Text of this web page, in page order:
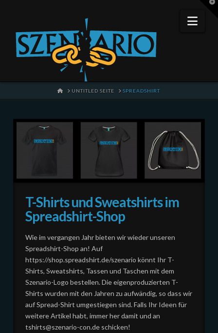
HOMEUNTITLED SEITE SPREADSHIRT
T-Shirts und Sweatshirts im
Spreadshirt-Shop
Wie im vergangen Jahr bieten wir wieder unseren
Spreadshirt-Shop an! Auf
https://shop.spreadshirt.de/szenario könnt Ihr T-
Shirts, Sweatshirts, Tassen und Taschen mit dem
Szenario-Logo bestellen. Die eigenproduzierten T-
Shirts wurden mit den Jahren zu aufwändig, so dass wir
auf Spread-Shirt umgestiegen sind. Falls Ihr Ideen für
weitere Artikel habt, immer her damit und an
tshirts@szenario-con.de schicken!